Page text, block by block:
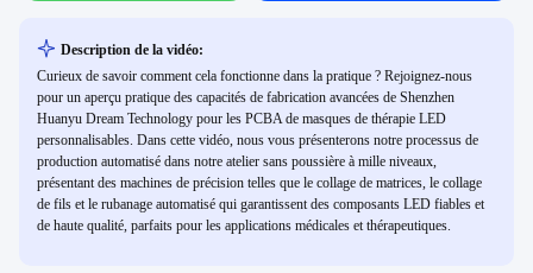
Description de la vidéo:
Curieux de savoir comment cela fonctionne dans la pratique ? Rejoignez-nous
pour un aperçu pratique des capacités de fabrication avancées de Shenzhen
Huanyu Dream Technology pour les PCBA de masques de thérapie LED
personnalisables. Dans cette vidéo, nous vous présenterons notre processus de
production automatisé dans notre atelier sans poussière à mille niveaux,
présentant des machines de précision telles que le collage de matrices, le collage
de fils et le rubanage automatisé qui garantissent des composants LED fiables et
de haute qualité, parfaits pour les applications médicales et thérapeutiques.